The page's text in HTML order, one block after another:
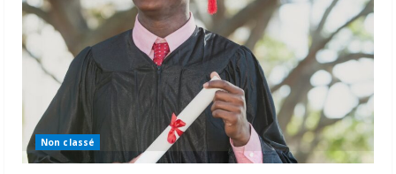
Non classé